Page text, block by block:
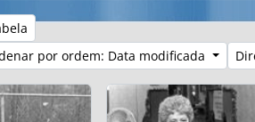
por ordem: Data modificada